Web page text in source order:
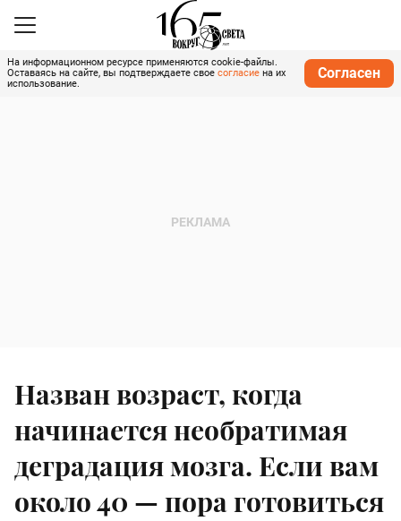
На информационном ресурсе применяются cookie-файлы.
Оставаясь на сайте, вы подтверждаете свое согласие на их
использование.
Согласен
Назван возраст, когда
начинается необратимая
деградация мозга. Если вам
около 40 — пора готовиться